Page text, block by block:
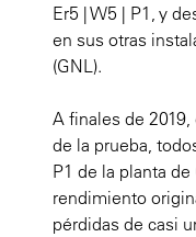
Er5 | W5 | P1, y
en sus otras
(GNL).
A finales de
de la prueba,
P1 de la planta
rendimiento
pérdidas de casi